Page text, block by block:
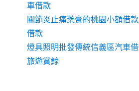
車借款
關節炎止痛藥膏的桃園小額借
借款
燈具照明批發傳統信義區汽車
旅遊賞鯨